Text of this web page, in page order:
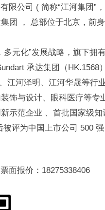
限公司 ( 简称“江河集团”
团 ， 总部位于北京，前
多元化”发展战略，旗下拥
承达集团（HK.1568
江河泽明、江河华晟等
饰与设计、眼科医疗等专
示范企业 、首批国家级
评为中国上市公司 500
面报价：18275338406